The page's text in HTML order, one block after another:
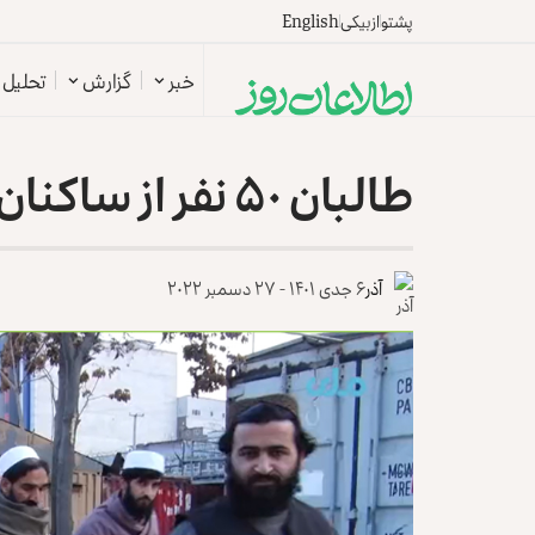
پشتوازبیکیEnglish
خبر گزارش تحلیل
طالبان ۵۰ نفر از ساکنان پنجشیر را از بند آزاد کردند
آذر۶ جدی ۱۴۰۱ - ۲۷ دسمبر ۲۰۲۲